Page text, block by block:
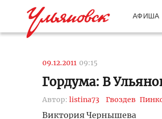
АФИША
09.12.2011 09:15
Гордума: В
Автор: listina73 Гвоздев
Виктория Чернышева